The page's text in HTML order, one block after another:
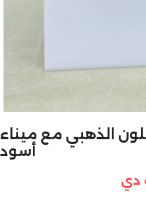
الذهبي مع ميناء
أسود
دي